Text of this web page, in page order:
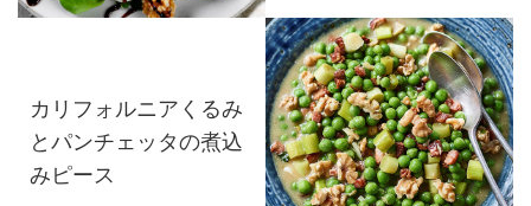
カリフォルニアくるみ
とパンチェッタの煮込
みピース